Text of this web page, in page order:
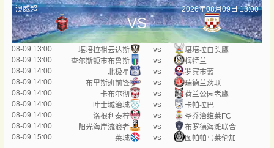
澳威超 2026年08月09日 13:00
VS
08-09 13:00 堪培拉祖云达斯 vs
堪培拉白头鹰
08-09 13:00
查尔斯顿市布鲁斯 vs
梅特兰
08-09 14:00
北极星 vs
罗宾市蓝
08-09 14:00
布里斯班前锋 vs
瑞德兰茨联
08-09 14:00
卡布尔彻 vs
荷兰公园老鹰
08-09 14:00
叶士域治城 vs
卡帕拉巴
08-09 14:00
洛根利泰柠 vs
圣乔治维莱FC
08-09 14:00
阳光海岸流浪者 vs
布罗德海滩联合
08-09 15:00
莱城 vs 图帕帕马莱伦加